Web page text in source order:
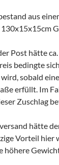
aus
Post hätte ca.
bedingte
sobald
erfüllt. Im
Zuschlag
hätte
Vorteil hier
höhere